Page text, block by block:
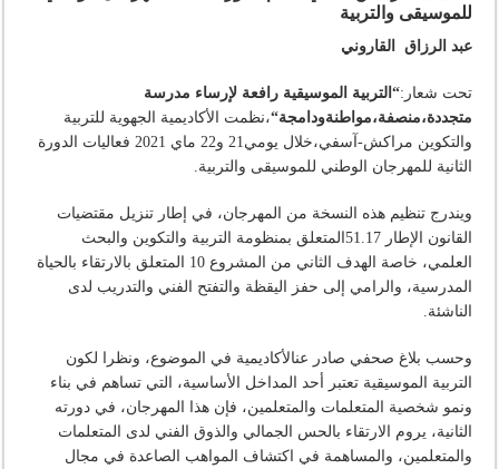
للموسيقى والتربية
عبد الرزاق القاروني
تحت شعار:“التربية الموسيقية رافعة لإرساء مدرسة
متجددة،منصفة،مواطنةودامجة“،نظمت الأكاديمية الجهوية للتربية
والتكوين مراكش-آسفي،خلال يومي21 و22 ماي 2021 فعاليات الدورة
الثانية للمهرجان الوطني للموسيقى والتربية.
ويندرج تنظيم هذه النسخة من المهرجان، في إطار تنزيل مقتضيات
القانون الإطار 51.17المتعلق بمنظومة التربية والتكوين والبحث
العلمي، خاصة الهدف الثاني من المشروع 10 المتعلق بالارتقاء بالحياة
المدرسية، والرامي إلى حفز اليقظة والتفتح الفني والتدريب لدى
الناشئة.
وحسب بلاغ صحفي صادر عنالأكاديمية في الموضوع، ونظرا لكون
التربية الموسيقية تعتبر أحد المداخل الأساسية، التي تساهم في بناء
ونمو شخصية المتعلمات والمتعلمين، فإن هذا المهرجان، في دورته
الثانية، يروم الارتقاء بالحس الجمالي والذوق الفني لدى المتعلمات
والمتعلمين، والمساهمة في اكتشاف المواهب الصاعدة في مجال